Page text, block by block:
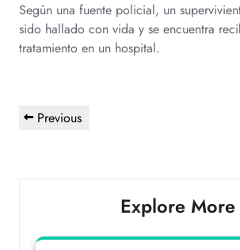
Según una fuente policial, un
sido hallado con vida y se encuentra
tratamiento en un hospital.
Previous
Explore More